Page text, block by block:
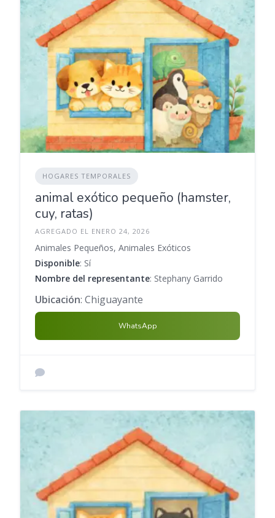
HOGARES TEMPORALES
animal exótico pequeño (hamster,
cuy, ratas)
AGREGADO EL ENERO 24, 2026
Animales Pequeños, Animales Exóticos
Disponible: Sí
Nombre del representante: Stephany Garrido
Ubicación: Chiguayante
WhatsApp